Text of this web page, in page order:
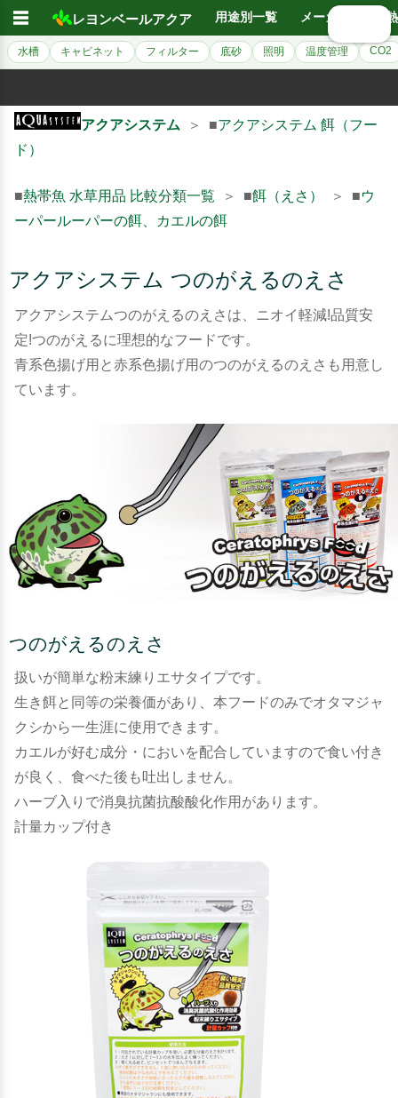
☰ レヨンベールアクア 用途別一覧 メーカー別
水槽 キャビネット フィルター 底砂 照明 温度管理 CO2
アクアシステム ＞ ■アクアシステム 餌（フー
ド）
■熱帯魚 水草用品 比較分類一覧 ＞ ■餌（えさ） ＞ ■ウ
ーパールーパーの餌、カエルの餌
アクアシステム つのがえるのえさ
アクアシステムつのがえるのえさは、ニオイ軽減!品質安
定!つのがえるに理想的なフードです。
青系色揚げ用と赤系色揚げ用のつのがえるのえさも用意し
ています。
つのがえるのえさ
扱いが簡単な粉末練りエサタイプです。
生き餌と同等の栄養価があり、本フードのみでオタマジャ
クシから一生涯に使用できます。
カエルが好む成分・においを配合していますので食い付き
が良く、食べた後も吐出しません。
ハーブ入りで消臭抗菌抗酸酸化作用があります。
計量カップ付き